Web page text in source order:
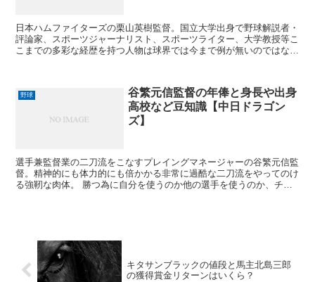
日本ハムファイターズの栗山英樹監督。国立大学出身で野球解説者・
評論家、スポーツジャーナリスト、スポーツライター、大学教授等こ
こまでの多彩な経歴を持つ人物は球界では今まで例が無いのではない
野球
谷繁元信監督の年俸と身長や出身
高校など豆知識【中日ドラゴン
ズ】
選手兼監督業の二刀流をこなすプレイングマネージャーの谷繁元信監
督。精神的にも体力的にも倍かかる非常に過酷な二刀流をやってのけ
る強靭な肉体。 勝つ為に自分を使うのか他の選手を使うのか、チー
キタサンブラックの値段と馬主北島三郎
の獲得賞金リターンはいくら？